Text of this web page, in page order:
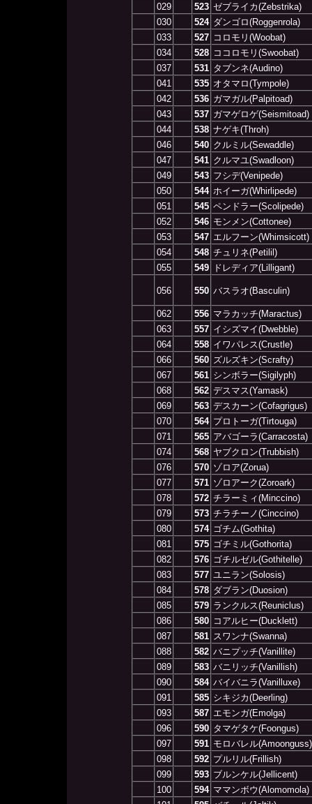
029
523 ゼブライカ(Zebstrika)
030
524 ダンゴロ(Roggenrola)
033
527 コロモリ(Woobat)
034
528 ココロモリ(Swoobat)
037
531 タブンネ(Audino)
041
535 オタマロ(Tympole)
042
536 ガマガル(Palpitoad)
043
537 ガマゲロゲ(Seismitoad)
044
538 ナゲキ(Throh)
046
540 クルミル(Sewaddle)
047
541 クルマユ(Swadloon)
049
543 フシデ(Venipede)
050
544 ホイーガ(Whirlipede)
051
545 ペンドラー(Scolipede)
052
546 モンメン(Cottonee)
053
547 エルフーン(Whimsicott)
054
548 チュリネ(Petilil)
055
549 ドレディア(Lilligant)
056 550 バスラオ(Basculin)
062 556 マラカッチ(Maractus)
063
557 イシズマイ(Dwebble)
064
558 イワパレス(Crustle)
066
560 ズルズキン(Scrafty)
067
561 シンボラー(Sigilyph)
068
562 デスマス(Yamask)
069
563 デスカーン(Cofagrigus)
070
564 プロトーガ(Tirtouga)
071
565 アバゴーラ(Carracosta)
074
568 ヤブクロン(Trubbish)
076
570 ゾロア(Zorua)
077
571 ゾロアーク(Zoroark)
078
572 チラーミィ(Minccino)
079
573 チラチーノ(Cinccino)
080
574 ゴチム(Gothita)
081
575 ゴチミル(Gothorita)
082
576 ゴチルゼル(Gothitelle)
083
577 ユニラン(Solosis)
084
578 ダブラン(Duosion)
085
579 ランクルス(Reuniclus)
086
580 コアルヒー(Ducklett)
087
581 スワンナ(Swanna)
088
582 バニプッチ(Vanillite)
089
583 バニリッチ(Vanillish)
090
584 バイバニラ(Vanilluxe)
091
585 シキジカ(Deerling)
093
587 エモンガ(Emolga)
096
590 タマゲタケ(Foongus)
097
591 モロバレル(Amoonguss)
098
592 プルリル(Frillish)
099
593 ブルンケル(Jellicent)
100
594 ママンボウ(Alomomola)